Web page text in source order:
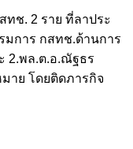
ทช. 2 ราย ที่ลาประ
มการ กสทช.ด้านการ
2.พล.ต.อ.ณัฐธร
าย โดยติดภารกิจ